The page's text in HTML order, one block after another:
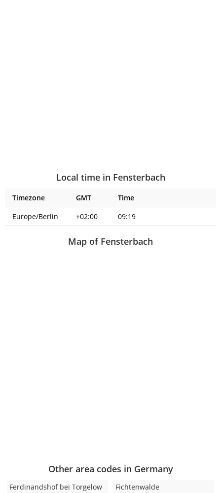
Local time in Fensterbach
Timezone GMT
Time
Europe/Berlin
+02:00 09:19
Map of Fensterbach
Other area codes in Germany
Ferdinandshof bei Torgelow Fichtenwalde